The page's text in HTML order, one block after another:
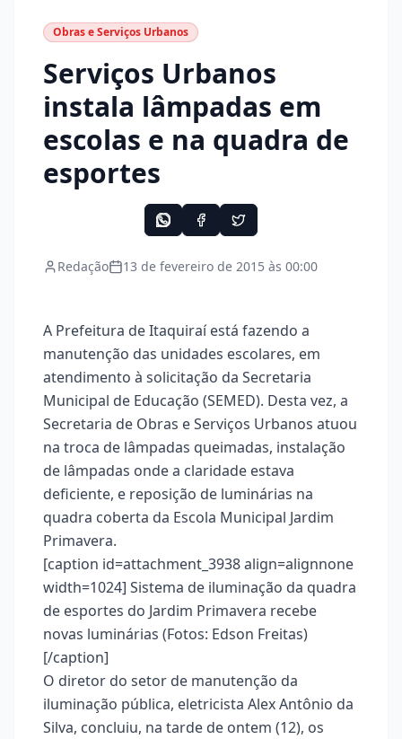
Obras e Serviços Urbanos
Serviços Urbanos
instala lâmpadas em
escolas e na quadra de
esportes
Redação 13 de fevereiro de 2015 às 00:00
A Prefeitura de Itaquiraí está fazendo a
manutenção das unidades escolares, em
atendimento à solicitação da Secretaria
Municipal de Educação (SEMED). Desta vez, a
Secretaria de Obras e Serviços Urbanos atuou
na troca de lâmpadas queimadas, instalação
de lâmpadas onde a claridade estava
deficiente, e reposição de luminárias na
quadra coberta da Escola Municipal Jardim
Primavera.
[caption id=attachment_3938 align=alignnone
width=1024] Sistema de iluminação da quadra
de esportes do Jardim Primavera recebe
novas luminárias (Fotos: Edson Freitas)
[/caption]
O diretor do setor de manutenção da
iluminação pública, eletricista Alex Antônio da
Silva, concluiu, na tarde de ontem (12), os